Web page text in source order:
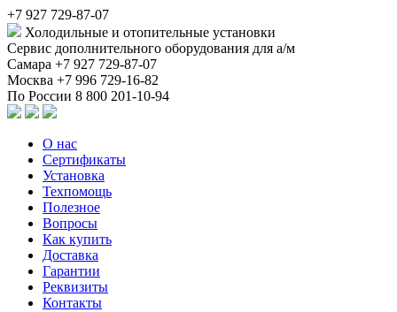
+7 927 729-87-07
Холодильные и отопительные установки
Сервис дополнительного оборудования для а/м
Самара +7 927 729-87-07
Москва +7 996 729-16-82
По России 8 800 201-10-94
О нас
Сертификаты
Установка
Техпомощь
Полезное
Вопросы
Как купить
Доставка
Гарантии
Реквизиты
Контакты